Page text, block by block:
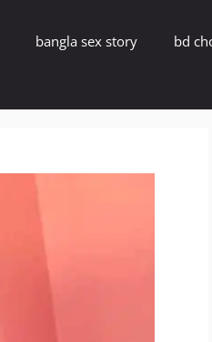
bangla sex story
bd